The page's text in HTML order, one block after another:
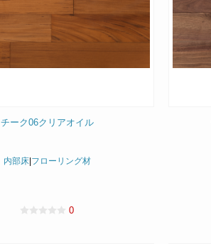
チーク06クリアオイル
内部床|フローリング材
0